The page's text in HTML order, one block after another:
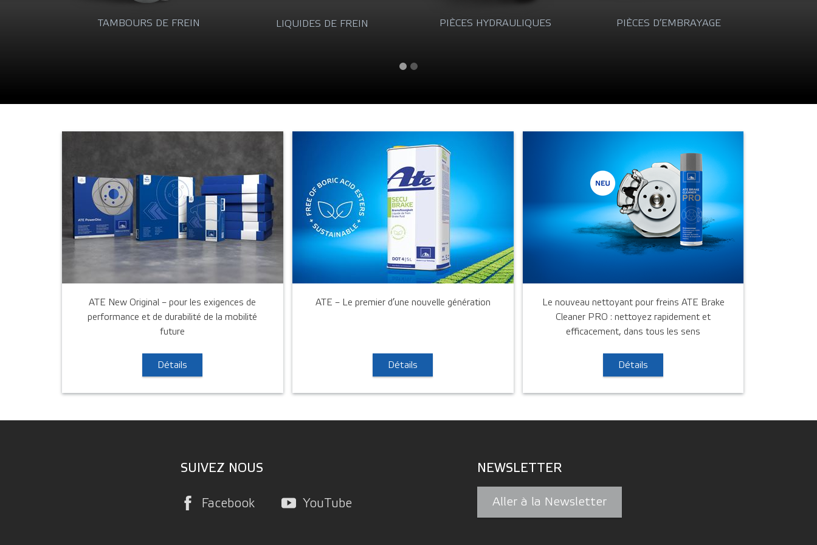
LIQUIDES DE FREIN PIÈCES HYDRAULIQUES PIÈCES D’EMBRAYAGE CAPTEURS DE VITESSE DE ROUE
ATE New Original – pour les exigences de
performance et de durabilité de la mobilité
future
Détails
ATE – Le premier d’une nouvelle génération
Détails
Le nouveau nettoyant pour freins ATE Brake
Cleaner PRO : nettoyez rapidement et
efficacement, dans tous les sens
Détails
SUIVEZ NOUS
Facebook YouTube
NEWSLETTER
Aller à la Newsletter